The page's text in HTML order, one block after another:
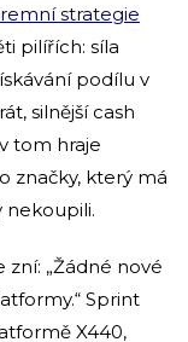
strategie
pilířích: síla
podílu v
silnější cash
tom hraje
značky, který má
nekoupili.
„Žádné nové
Sprint
X440,